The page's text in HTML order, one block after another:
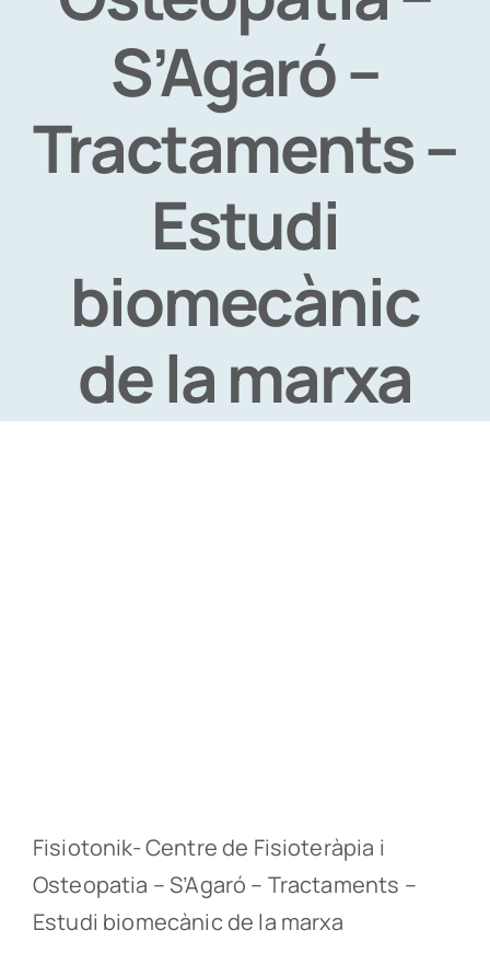
S’Agaró –
Tractaments –
Estudi
biomecànic
de la marxa
Fisiotonik- Centre de Fisioteràpia i
Osteopatia – S’Agaró – Tractaments –
Estudi biomecànic de la marxa